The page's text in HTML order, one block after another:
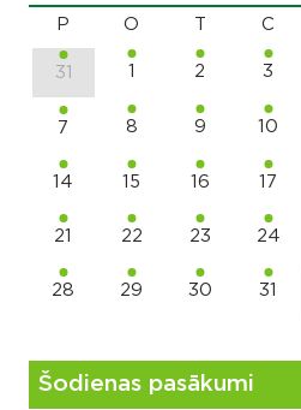
P O C
31 1 2 3
7 8 9 10
14 15 16 17
21 22 23 24
28 29 30 31
Šodienas pasākumi